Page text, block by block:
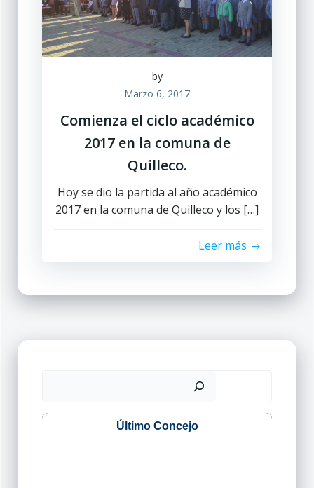
by
Marzo 6, 2017
Comienza el ciclo académico
2017 en la comuna de
Quilleco.
Hoy se dio la partida al año académico
2017 en la comuna de Quilleco y los […]
Leer más